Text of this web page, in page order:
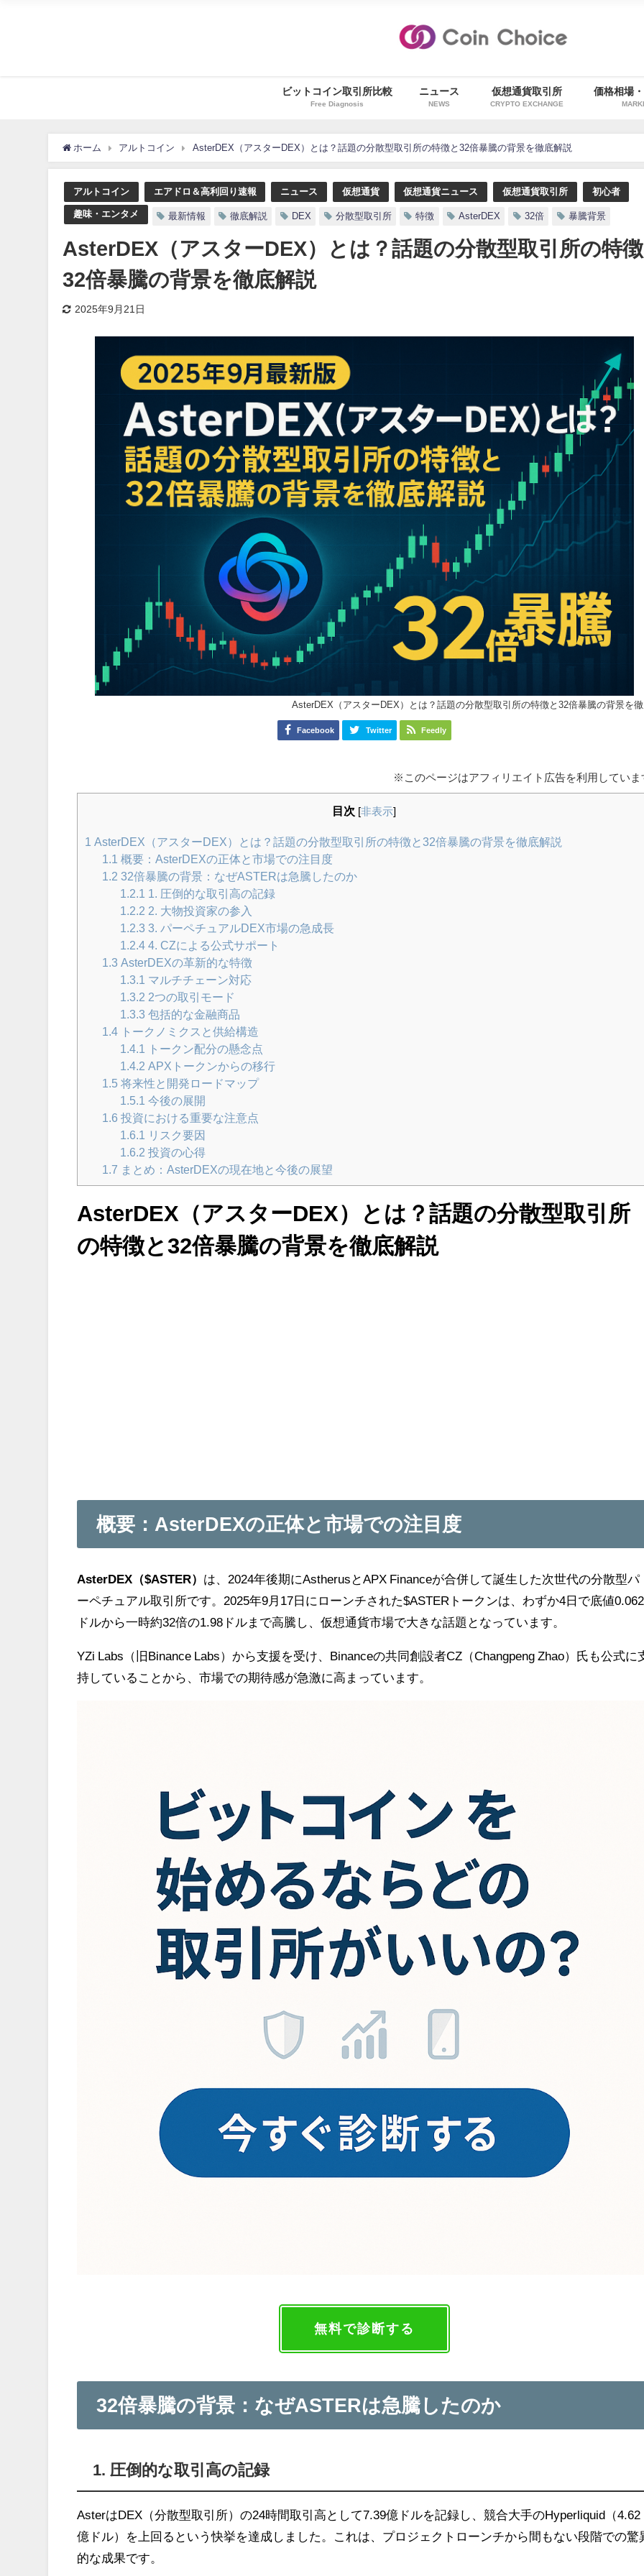
ビットコイン取引所比較
Free Diagnosis
ニュース
NEWS
仮想通貨取引所
CRYPTO EXCHANGE
価格相場
ホーム アルトコイン AsterDEX（アスターDEX）とは？話題の分散型取引所の特徴と32倍暴騰の背景を徹底解説
アルトコイン エアドロ＆高利回り速報 ニュース 仮想通貨 仮想通貨ニュース 仮想通貨取引所 初心者
趣味・エンタメ 最新情報 徹底解説 DEX 分散型取引所 特徴 AsterDEX 32倍 暴騰背景
AsterDEX（アスターDEX）とは？話題の分散型取引所の特
32倍暴騰の背景を徹底解説
2025年9月21日
AsterDEX（アスターDEX）とは？話題の分散型取引所の特徴と32倍暴騰の背景を
Facebook Twitter Feedly
※このページはアフィリエイト広告を利用していま
目次 [非表示
1 AsterDEX（アスターDEX）とは？話題の分散型取引所の特徴と32倍暴騰の背景を徹底解説
1.1 概要：AsterDEXの正体と市場での注目度
1.2 32倍暴騰の背景：なぜASTERは急騰したのか
1.2.1 1. 圧倒的な取引高の記録
1.2.2 2. 大物投資家の参入
1.2.3 3. パーペチュアルDEX市場の急成長
1.2.44. CZによる公式サポート
1.3 AsterDEXの革新的な特徴
1.3.1 マルチチェーン対応
1.3.2 2つの取引モード
1.3.3 包括的な金融商品
1.4 トークノミクスと供給構造
1.4.1 トークン配分の懸念点
1.4.2 APXトークンからの移行
1.5 将来性と開発ロードマップ
1.5.1 今後の展開
1.6 投資における重要な注意点
1.6.1 リスク要因
1.6.2 投資の心得
1.7 まとめ：AsterDEXの現在地と今後の展望
AsterDEX（アスターDEX）とは？話題の分散型取引所
の特徴と32倍暴騰の背景を徹底解説
概要：AsterDEXの正体と市場での注目度
AsterDEX（$ASTER） は、2024年後期にAstherusとAPX Financeが合併して誕生した次世代の分散型パ
ーペチュアル取引所です。2025年9月17日にローンチされた$ASTERトークンは、わずか4日で底値0.062
ドルから一時約32倍の1.98ドルまで高騰し、仮想通貨市場で大きな話題となっています。
YZi Labs（旧Binance Labs）から支援を受け、Binanceの共同創設者CZ（Changpeng Zhao）氏も公式に
持していることから、市場での期待感が急激に高まっています。
無料で診断する
32倍暴騰の背景：なぜASTERは急騰したのか
1. 圧倒的な取引高の記録
AsterはDEX（分散型取引所）の24時間取引高として7.39億ドルを記録し、競合大手のHyperliquid（4.62
億ドル）を上回るという快挙を達成しました。これは、プロジェクトローンチから間もない段階での驚
的な成果です。